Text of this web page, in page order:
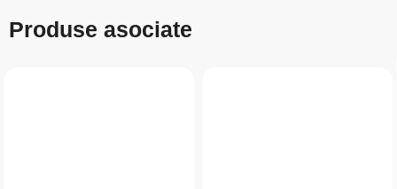
Produse asociate